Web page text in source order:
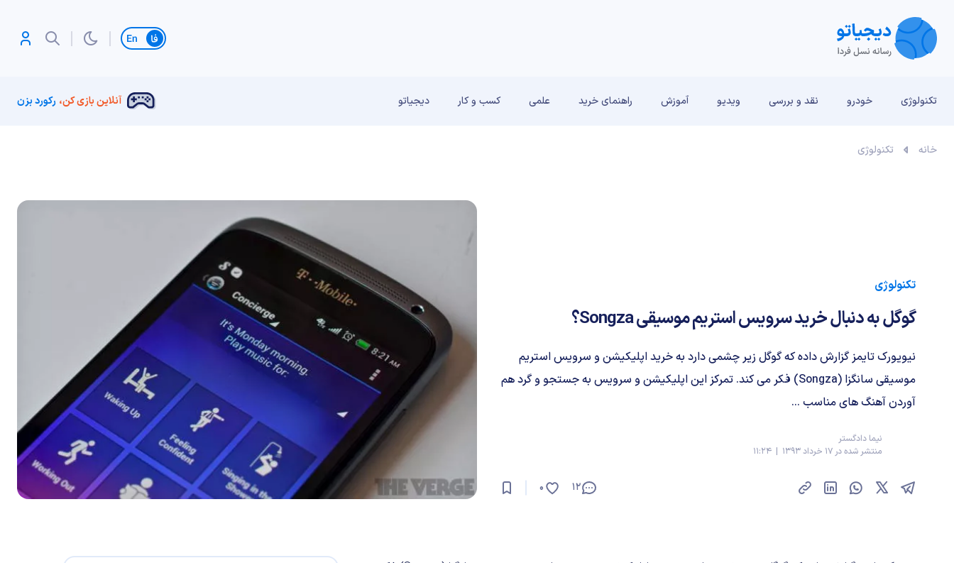
تغییر زبان
تکنولوژی خودرو نقد و بررسی‌ ویدیو آموزش راهنمای خرید علمی کسب و کار دیجیاتو آنلاین بازی کن، رکورد بزن
خانه تکنولوژی
تکنولوژی
گوگل به دنبال خرید سرویس استریم موسیقی Songza؟
نیویورک تایمز گزارش داده که گوگل زیر چشمی دارد به خرید اپلیکیشن و سرویس استریم
موسیقی سانگزا (Songza) فکر می کند. تمرکز این اپلیکیشن و سرویس به جستجو و گرد هم
آوردن آهنگ های مناسب ...
نیما دادگستر
منتشر شده در 17 خرداد 1393 | 11:24
12
0